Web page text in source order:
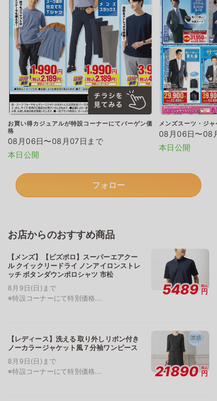
お買い得カジュアルが特設コーナーにてバーゲン価
格
08月06日〜08月07日まで
本日公開
メンズスーツ・ジ
08月06日〜08
本日公開
フォロー
お店からのおすすめ商品
【メンズ】【ビズポロ】スーパーエアクー
ル クイックリードライ ノンアイロンストレ
ッチ ボタンダウンポロシャツ 市松
8月9日(日)まで
※特設コーナーにて特別価格...
5489 税込
円
【レディース】洗える 取り外しリボン付き
ノーカラージャケット風７分袖ワンピース
8月9日(日)まで
※特設コーナーにて特別価格...
21890 税込
円